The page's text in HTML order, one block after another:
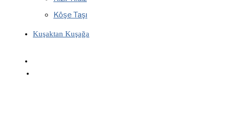
Köşe Taşı
Kuşaktan Kuşağa